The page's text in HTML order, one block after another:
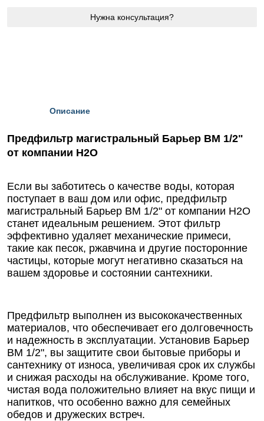
Нужна консультация?
Описание
Предфильтр магистральный Барьер ВМ 1/2"
от компании Н2О
Если вы заботитесь о качестве воды, которая
поступает в ваш дом или офис, предфильтр
магистральный Барьер ВМ 1/2" от компании Н2О
станет идеальным решением. Этот фильтр
эффективно удаляет механические примеси,
такие как песок, ржавчина и другие посторонние
частицы, которые могут негативно сказаться на
вашем здоровье и состоянии сантехники.
Предфильтр выполнен из высококачественных
материалов, что обеспечивает его долговечность
и надежность в эксплуатации. Установив Барьер
ВМ 1/2", вы защитите свои бытовые приборы и
сантехнику от износа, увеличивая срок их службы
и снижая расходы на обслуживание. Кроме того,
чистая вода положительно влияет на вкус пищи и
напитков, что особенно важно для семейных
обедов и дружеских встреч.